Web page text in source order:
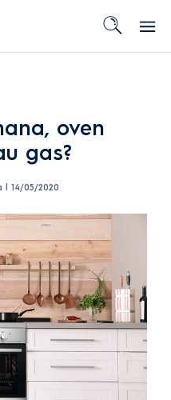
oven
gas?
| 14/05/2020